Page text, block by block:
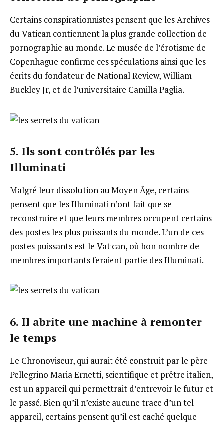
Certains conspirationnistes pensent que les Archives
du Vatican contiennent la plus grande collection de
pornographie au monde. Le musée de l’érotisme de
Copenhague confirme ces spéculations ainsi que les
écrits du fondateur de National Review, William
Buckley Jr, et de l’universitaire Camilla Paglia.
5. Ils sont contrôlés par les
Illuminati
Malgré leur dissolution au Moyen Âge, certains
pensent que les Illuminati n’ont fait que se
reconstruire et que leurs membres occupent certains
des postes les plus puissants du monde. L’un de ces
postes puissants est le Vatican, où bon nombre de
membres importants feraient partie des Illuminati.
6. Il abrite une machine à remonter
le temps
Le Chronoviseur, qui aurait été construit par le père
Pellegrino Maria Ernetti, scientifique et prêtre italien,
est un appareil qui permettrait d’entrevoir le futur et
le passé. Bien qu’il n’existe aucune trace d’un tel
appareil, certains pensent qu’il est caché quelque